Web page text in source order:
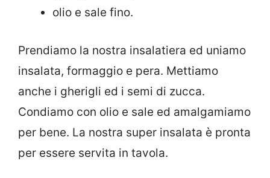
olio e sale fino.
Prendiamo la nostra insalatiera ed uniamo
insalata, formaggio e pera. Mettiamo
anche i gherigli ed i semi di zucca.
Condiamo con olio e sale ed amalgamiamo
per bene. La nostra super insalata è pronta
per essere servita in tavola.